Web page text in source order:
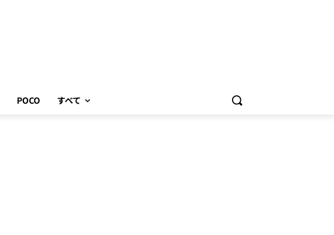
POCO すべて